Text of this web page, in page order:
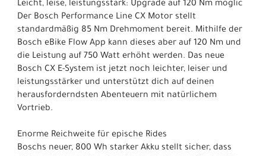
Leicht, leise, leistungsstark: Upgrade auf 120 Nm möglic
Der Bosch Performance Line CX Motor stellt
standardmäßig 85 Nm Drehmoment bereit. Mithilfe der
Bosch eBike Flow App kann dieses aber auf 120 Nm und
die Leistung auf 750 Watt erhöht werden. Das neue
Bosch CX E-System ist jetzt noch leichter, leiser und
leistungsstärker und unterstützt dich auf deinen
herausforderndsten Abenteuern mit natürlichem
Vortrieb.
Enorme Reichweite für epische Rides
Boschs neuer, 800 Wh starker Akku stellt sicher, dass